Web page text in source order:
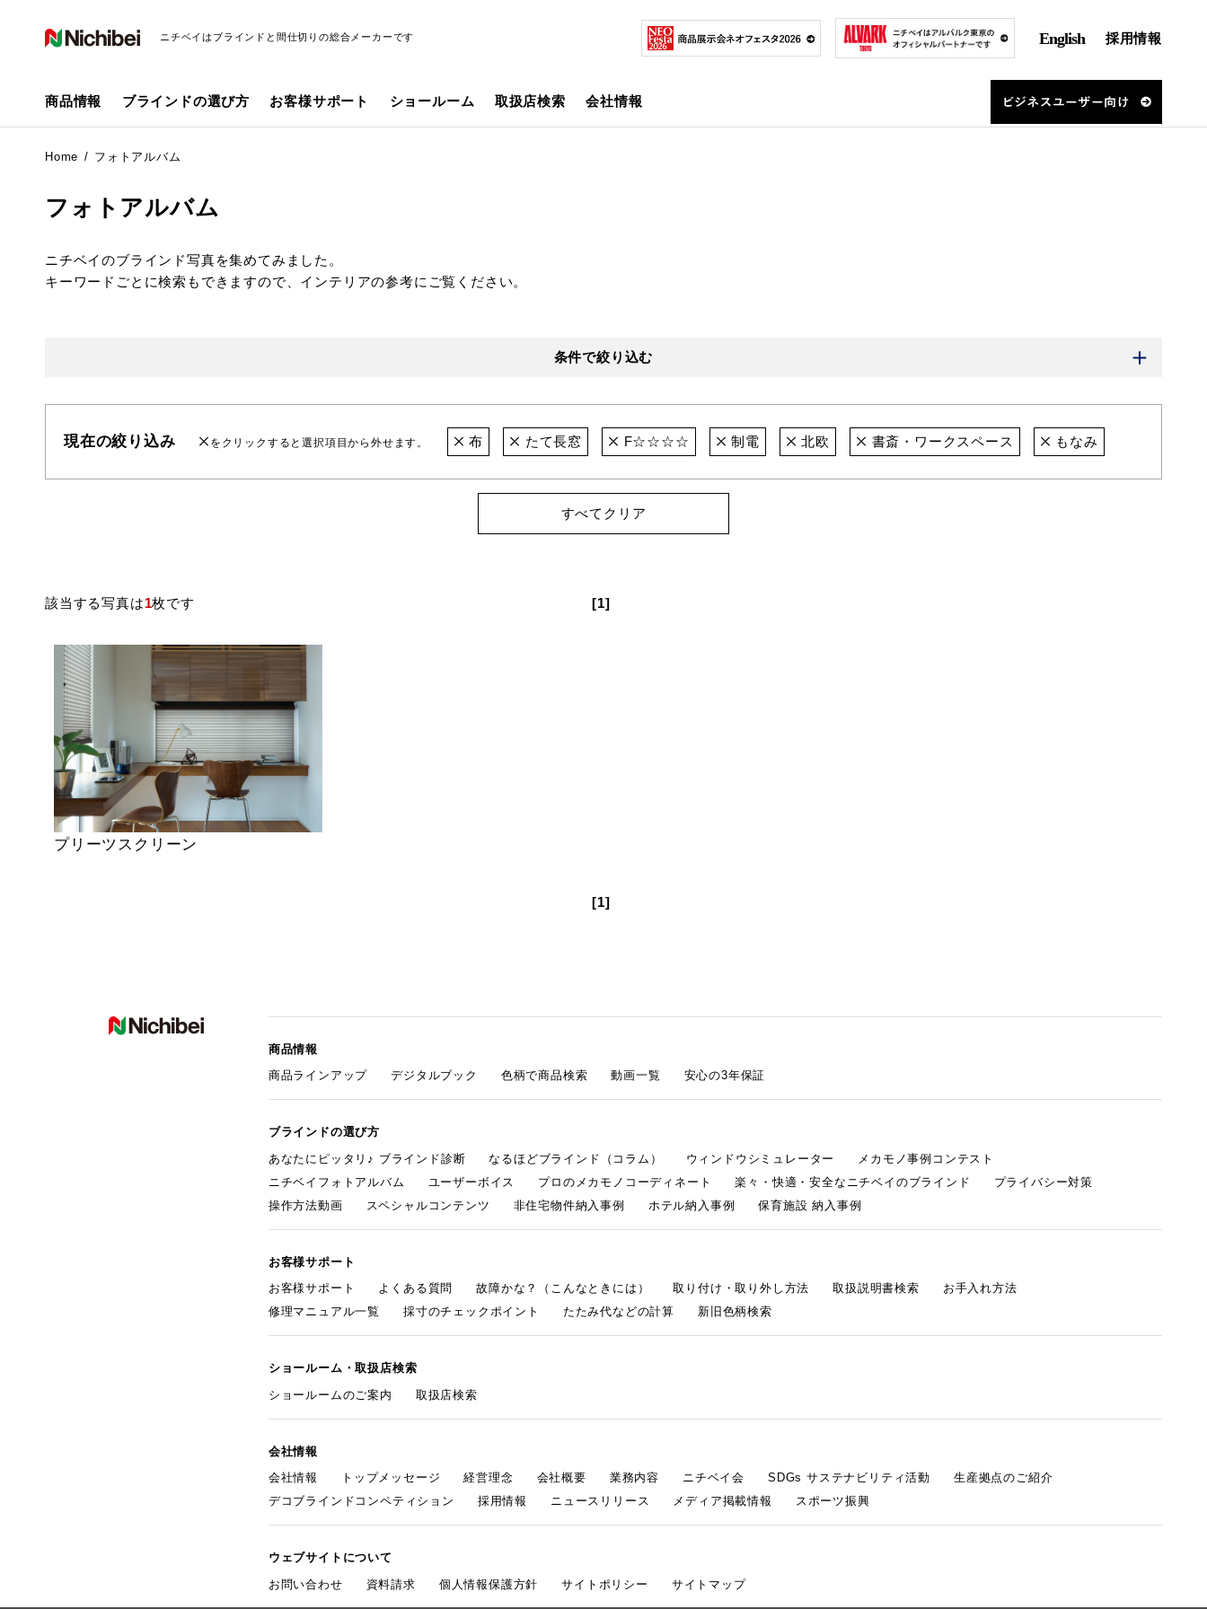
ニチベイはブラインドと間仕切りの総合メーカーです English 採用情報
商品情報 ブラインドの選び方 お客様サポート ショールーム 取扱店検索 会社情報
Home フォトアルバム
フォトアルバム
ニチベイのブラインド写真を集めてみました。
キーワードごとに検索もできますので、インテリアの参考にご覧ください。
条件で絞り込む
現在の絞り込み をクリックすると選択項目から外せます。 布 たて長窓 F☆☆☆☆ 制電 北欧 書斎・ワークスペース もなみ
すべてクリア
該当する写真は1枚です [1]
プリーツスクリーン
[1]
商品情報
商品ラインアップ
デジタルブック 色柄で商品検索 動画一覧 安心の3年保証
ブラインドの選び方
あなたにピッタリ♪ ブラインド診断
なるほどブラインド（コラム） ウィンドウシミュレーター
メカモノ事例コンテスト
ニチベイフォトアルバム
ユーザーボイス プロのメカモノコーディネート 楽々・快適・安全なニチベイのブラインド
プライバシー対策
操作方法動画
スペシャルコンテンツ 非住宅物件納入事例 ホテル納入事例 保育施設 納入事例
お客様サポート
お客様サポート
よくある質問 故障かな？（こんなときには） 取り付け・取り外し方法 取扱説明書検索
お手入れ方法
修理マニュアル一覧
採寸のチェックポイント たたみ代などの計算 新旧色柄検索
ショールーム・取扱店検索
ショールームのご案内
取扱店検索
会社情報
会社情報
トップメッセージ 経営理念 会社概要 業務内容 ニチベイ会 SDGs サステナビリティ活動
生産拠点のご紹介
デコブラインドコンペティション
採用情報 ニュースリリース メディア掲載情報 スポーツ振興
ウェブサイトについて
お問い合わせ
資料請求 個人情報保護方針 サイトポリシー サイトマップ